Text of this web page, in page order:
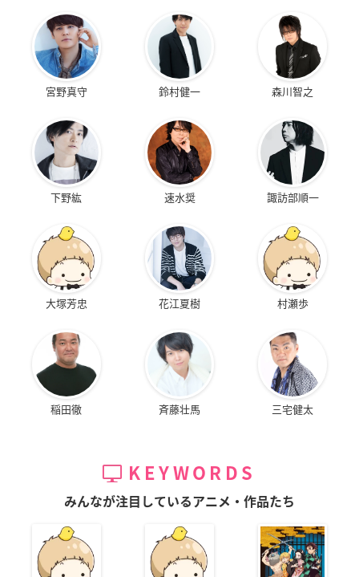
宮野真守 鈴村健一 森川智之
下野紘 速水奨 諏訪部順一
大塚芳忠 花江夏樹 村瀬歩
稲田徹 斉藤壮馬 三宅健太
KEYWORDS
みんなが注目しているアニメ・作品たち